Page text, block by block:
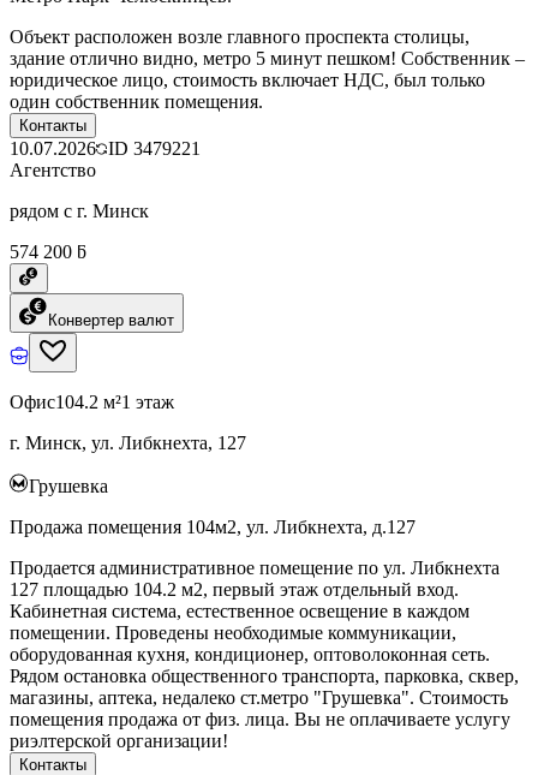
Объект расположен возле главного проспекта столицы,
здание отлично видно, метро 5 минут пешком! Собственник –
юридическое лицо, стоимость включает НДС, был только
один собственник помещения.
Контакты
10.07.2026 ID 3479221
Агентство
рядом с г. Минск
574 200 ƃ
Конвертер валют
Офис104.2 м²1 этаж
г. Минск, ул. Либкнехта, 127
Грушевка
Продажа помещения 104м2, ул. Либкнехта, д.127
Продается административное помещение по ул. Либкнехта
127 площадью 104.2 м2, первый этаж отдельный вход.
Кабинетная система, естественное освещение в каждом
помещении. Проведены необходимые коммуникации,
оборудованная кухня, кондиционер, оптоволоконная сеть.
Рядом остановка общественного транспорта, парковка, сквер,
магазины, аптека, недалеко ст.метро "Грушевка". Стоимость
помещения продажа от физ. лица. Вы не оплачиваете услугу
риэлтерской организации!
Контакты